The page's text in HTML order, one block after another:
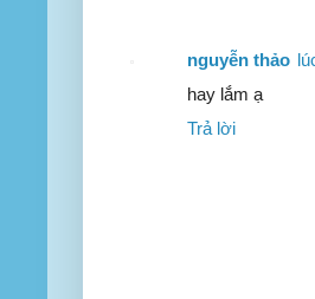
nguyễn thảo
hay lắm ạ
Trả lời